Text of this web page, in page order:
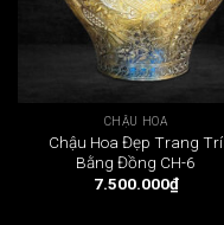
CHẬU HOA
Chậu Hoa Đẹp Trang Trí
Bằng Đồng CH-6
7.500.000₫